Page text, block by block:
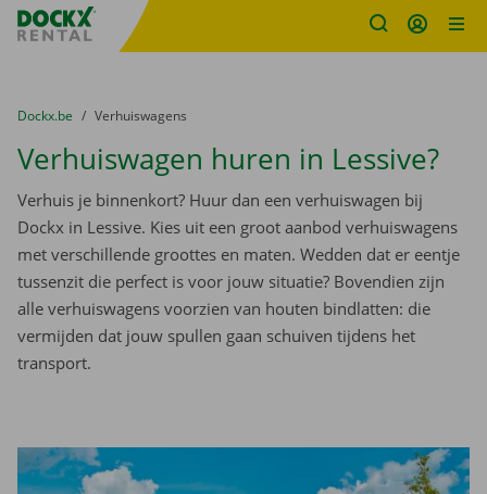
Fratello DEMO
U bevindt zich hier:
van
Dockx.be naar
Verhuiswagens
Verhuiswagen huren in Lessive?
Verhuis je binnenkort? Huur dan een verhuiswagen bij
Dockx in Lessive. Kies uit een groot aanbod verhuiswagens
met verschillende groottes en maten. Wedden dat er eentje
tussenzit die perfect is voor jouw situatie? Bovendien zijn
alle verhuiswagens voorzien van houten bindlatten: die
vermijden dat jouw spullen gaan schuiven tijdens het
transport.